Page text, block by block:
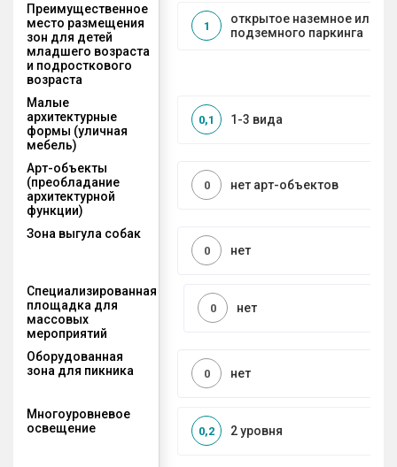
Преимущественное
место размещения
зон для детей
младшего возраста
и подросткового
возраста
открытое наземное или на
подземного паркинга
1
Малые
архитектурные
формы (уличная
мебель)
1-3 вида
0,1
Арт-объекты
(преобладание
архитектурной
функции)
нет арт-объектов
0
Зона выгула собак
нет
0
Специализированная
площадка для
массовых
мероприятий
нет
0
Оборудованная
зона для пикника
нет
0
Многоуровневое
освещение
2 уровня
0,2